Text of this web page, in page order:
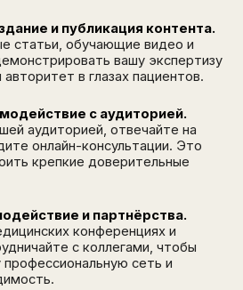
и публикация контента.
статьи, обучающие видео и
вашу экспертизу
в глазах пациентов.
с аудиторией.
аудиторией, отвечайте на
онлайн-консультации. Это
крепкие доверительные
и партнёрства.
конференциях и
с коллегами, чтобы
сеть и